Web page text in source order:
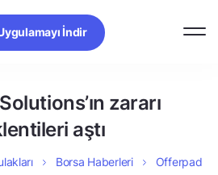
İndir
zararı
aştı
Borsa Haberleri
Offerpad